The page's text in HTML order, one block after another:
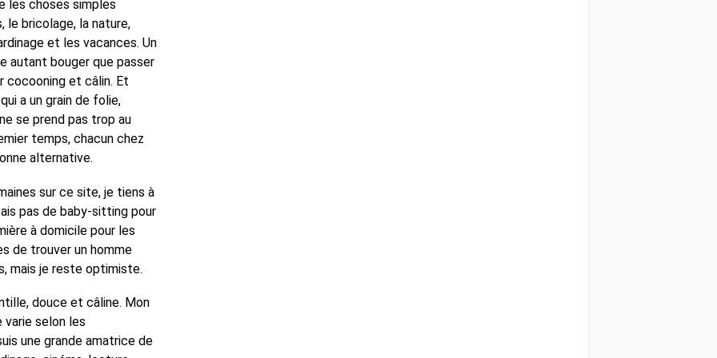
les choses simples
le bricolage, la nature,
et les vacances. Un
autant bouger que passer
cocooning et câlin. Et
a un grain de folie,
se prend pas trop au
temps, chacun chez
alternative.
sur ce site, je tiens à
pas de baby-sitting pour
à domicile pour les
de trouver un homme
mais je reste optimiste.
douce et câline. Mon
selon les
une grande amatrice de